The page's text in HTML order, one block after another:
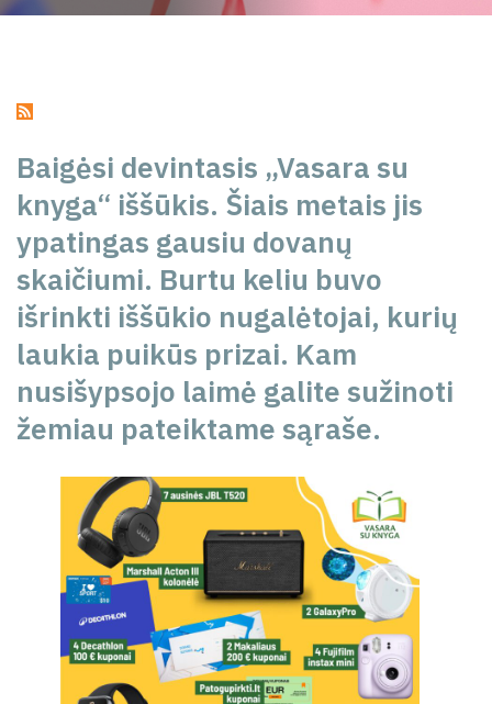
Baigėsi devintasis „Vasara su
knyga“ iššūkis. Šiais metais jis
ypatingas gausiu dovanų
skaičiumi. Burtu keliu buvo
išrinkti iššūkio nugalėtojai, kurių
laukia puikūs prizai. Kam
nusišypsojo laimė galite sužinoti
žemiau pateiktame sąraše.